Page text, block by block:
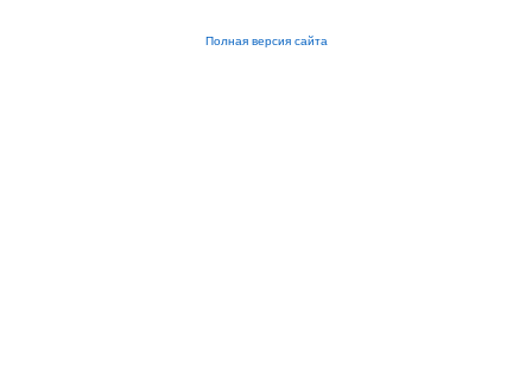
Полная версия сайта